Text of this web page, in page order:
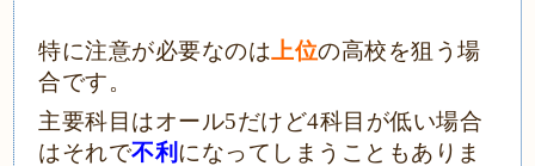
特に注意が必要なのは上位の高校を狙う場
合です。
主要科目はオール5だけど4科目が低い場合
はそれで不利 になってしまうこともありま